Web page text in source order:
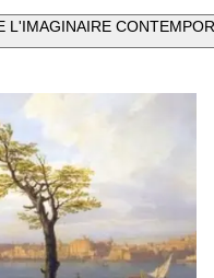
L'IMAGINAIRE